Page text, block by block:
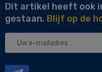
Dit artikel heeft ook
gestaan. Blijf op de
Uw